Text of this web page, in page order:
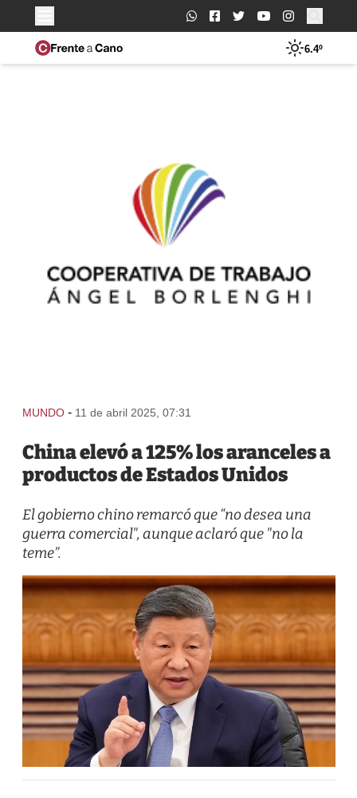
Buscar:
6.4º
MUNDO - 11 de abril 2025, 07:31
China elevó a 125% los aranceles a
productos de Estados Unidos
El gobierno chino remarcó que “no desea una
guerra comercial", aunque aclaró que "no la
teme”.